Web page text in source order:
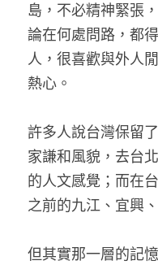
島，不必精神緊張
論在何處問路，都
人，很喜歡與外人
熱心。
許多人說台灣保留
家謙和風貌，去台
的人文感覺；而在
之前的九江、宜興
但其實那一層的記